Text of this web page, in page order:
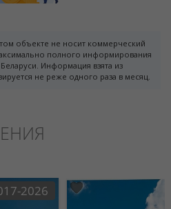
объекте не носит коммерческий
полного информирования
Информация взята из
не реже одного раза в месяц.
2026